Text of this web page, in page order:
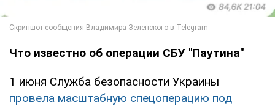
Что известно об операции СБУ "Паутина"
1 июня Служба безопасности Украины
провела масштабную спецоперацию под